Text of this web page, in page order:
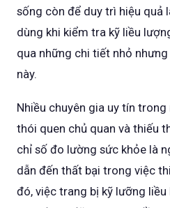
sống còn để duy trì hiệu quả
dùng khi kiểm tra kỹ liều
qua những chi tiết nhỏ
này.
Nhiều chuyên gia uy tín
thói quen chủ quan và thiếu
chỉ số đo lường sức khỏe là
dẫn đến thất bại trong việc
đó, việc trang bị kỹ lưỡng